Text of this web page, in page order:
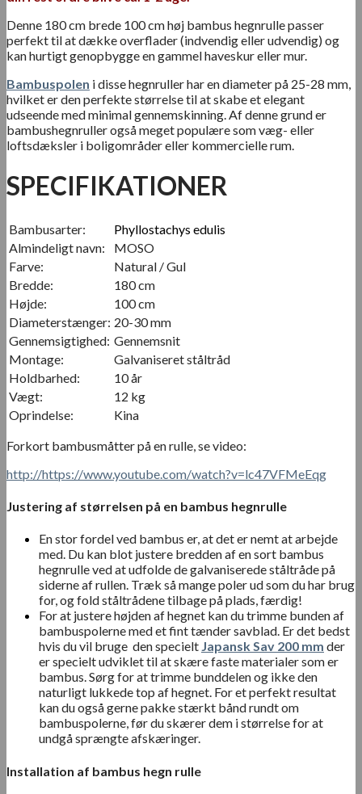
Denne 180 cm brede 100 cm høj bambus hegnrulle passer
perfekt til at dække overflader (indvendig eller udvendig) og
kan hurtigt genopbygge en gammel haveskur eller mur.
Bambuspolen i disse hegnruller har en diameter på 25-28 mm,
hvilket er den perfekte størrelse til at skabe et elegant
udseende med minimal gennemskinning. Af denne grund er
bambushegnruller også meget populære som væg- eller
loftsdæksler i boligområder eller kommercielle rum.
SPECIFIKATIONER
Bambusarter:
Phyllostachys edulis
Almindeligt navn:
MOSO
Farve:
Natural / Gul
Bredde:
180 cm
Højde:
100 cm
Diameterstænger: 20-30 mm
Gennemsigtighed: Gennemsnit
Montage:
Galvaniseret ståltråd
Holdbarhed:
10 år
Vægt:
12 kg
Oprindelse:
Kina
Forkort bambusmåtter på en rulle, se video:
http://https://www.youtube.com/watch?v=lc47VFMeEqg
Justering af størrelsen på en bambus hegnrulle
En stor fordel ved bambus er, at det er nemt at arbejde
med. Du kan blot justere bredden af en sort bambus
hegnrulle ved at udfolde de galvaniserede ståltråde på
siderne af rullen. Træk så mange poler ud som du har brug
for, og fold ståltrådene tilbage på plads, færdig!
For at justere højden af hegnet kan du trimme bunden af
bambuspolerne med et fint tænder savblad. Er det bedst
hvis du vil bruge den specielt Japansk Sav 200 mm der
er specielt udviklet til at skære faste materialer som er
bambus. Sørg for at trimme bunddelen og ikke den
naturligt lukkede top af hegnet. For et perfekt resultat
kan du også gerne pakke stærkt bånd rundt om
bambuspolerne, før du skærer dem i størrelse for at
undgå sprængte afskæringer.
Installation af bambus hegn rulle